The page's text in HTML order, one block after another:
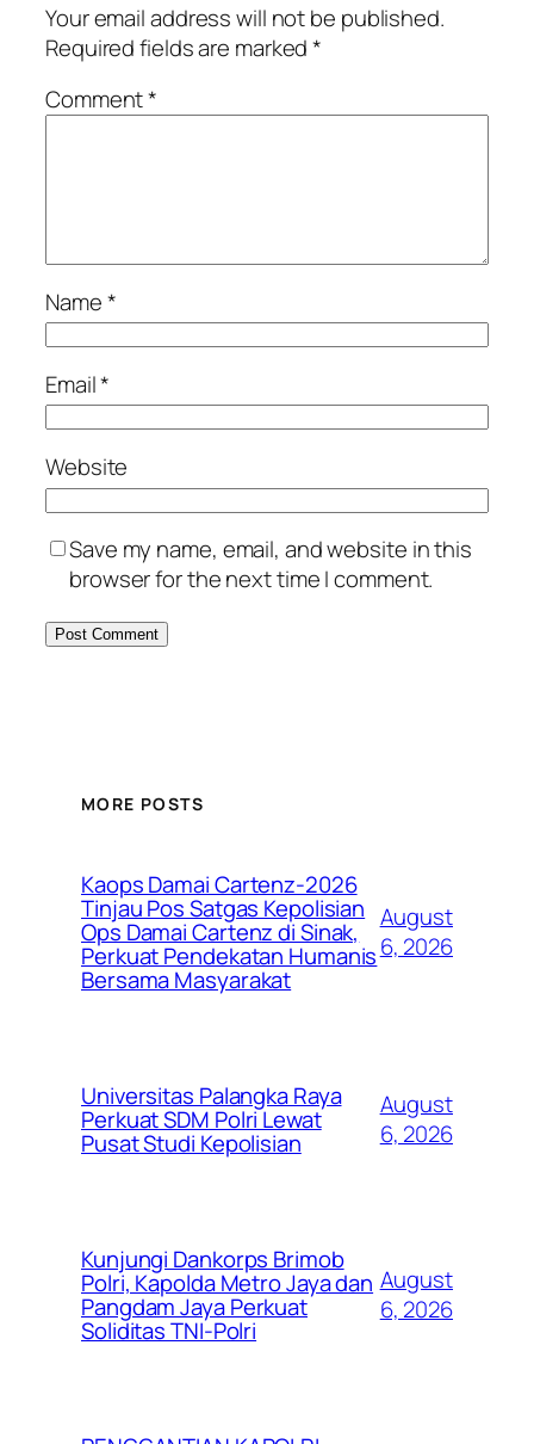
Your email address will not be published.
Required fields are marked*
Comment*
Name*
Email*
Website
Save my name, email, and website in this
browser for the next time I comment.
MORE POSTS
Kaops Damai Cartenz-2026
Tinjau Pos Satgas Kepolisian
Ops Damai Cartenz di Sinak,
Perkuat Pendekatan Humanis
Bersama Masyarakat
August
6, 2026
Universitas Palangka Raya
Perkuat SDM Polri Lewat
Pusat Studi Kepolisian
August
6, 2026
Kunjungi Dankorps Brimob
Polri, Kapolda Metro Jaya dan
Pangdam Jaya Perkuat
Soliditas TNI-Polri
August
6, 2026